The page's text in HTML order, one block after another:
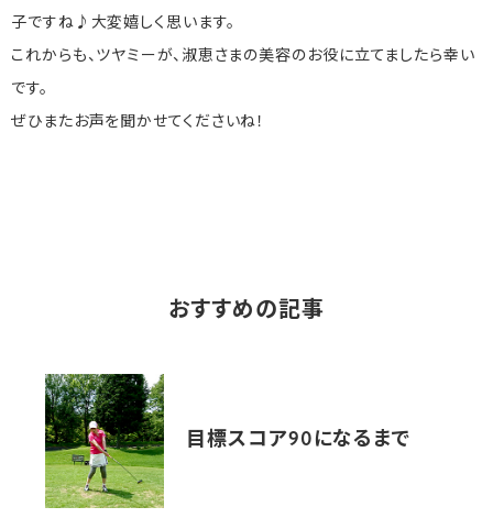
子ですね♪大変嬉しく思います。
これからも、ツヤミーが、淑恵さまの美容のお役に立てましたら幸い
です。
ぜひまたお声を聞かせてくださいね！
おすすめの記事
目標スコア90になるまで